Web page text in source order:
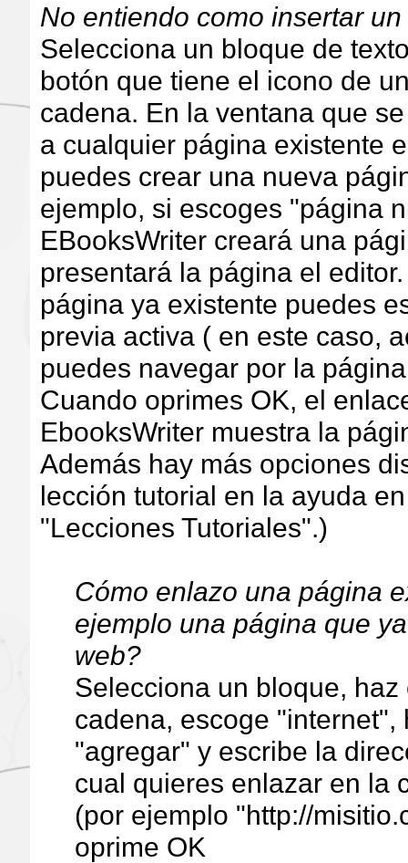
No entiendo como insertar
Selecciona un bloque de
botón que tiene el icono de
cadena. En la ventana que
a cualquier página existente
puedes crear una nueva
ejemplo, si escoges "página
EBooksWriter creará una
presentará la página el
página ya existente puedes
previa activa ( en este caso,
puedes navegar por la
Cuando oprimes OK, el
EbooksWriter muestra la
Además hay más opciones
lección tutorial en la ayuda
"Lecciones Tutoriales".)
Cómo enlazo una página
ejemplo una página que
web?
Selecciona un bloque,
cadena, escoge "internet",
"agregar" y escribe la
cual quieres enlazar en la
(por ejemplo "http://
oprime OK